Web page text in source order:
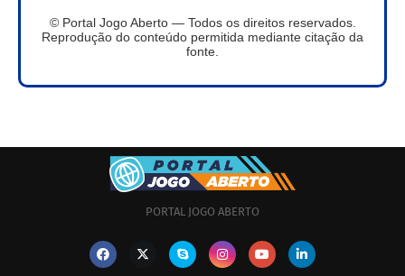
© Portal Jogo Aberto — Todos os direitos reservados.
Reprodução do conteúdo permitida mediante citação da
fonte.
PORTAL JOGO ABERTO